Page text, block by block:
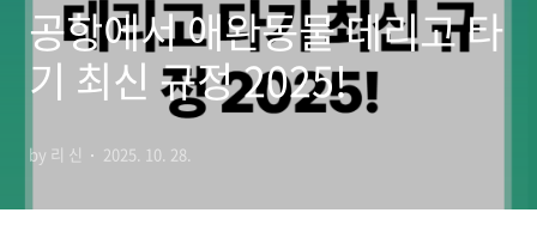
공항에서 애완동물 데리고 타
기 최신 규정 2025!
by 리 신 2025. 10. 28.